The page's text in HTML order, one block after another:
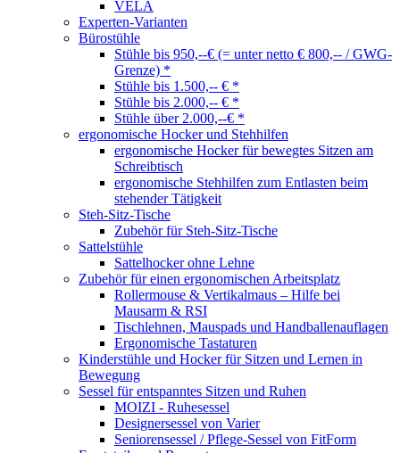
VELA
Experten-Varianten
Bürostühle
Stühle bis 950,--€ (= unter netto € 800,-- / GWG-
Grenze) *
Stühle bis 1.500,-- € *
Stühle bis 2.000,-- € *
Stühle über 2.000,--€ *
ergonomische Hocker und Stehhilfen
ergonomische Hocker für bewegtes Sitzen am
Schreibtisch
ergonomische Stehhilfen zum Entlasten beim
stehender Tätigkeit
Steh-Sitz-Tische
Zubehör für Steh-Sitz-Tische
Sattelstühle
Sattelhocker ohne Lehne
Zubehör für einen ergonomischen Arbeitsplatz
Rollermouse & Vertikalmaus – Hilfe bei
Mausarm & RSI
Tischlehnen, Mauspads und Handballenauflagen
Ergonomische Tastaturen
Kinderstühle und Hocker für Sitzen und Lernen in
Bewegung
Sessel für entspanntes Sitzen und Ruhen
MOIZI - Ruhesessel
Designersessel von Varier
Seniorensessel / Pflege-Sessel von FitForm